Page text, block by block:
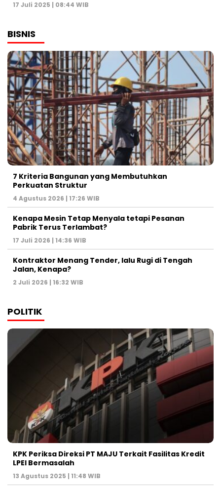
17 Juli 2025 | 08:44 WIB
BISNIS
7 Kriteria Bangunan yang Membutuhkan
Perkuatan Struktur
4 Agustus 2026 | 17:26 WIB
Kenapa Mesin Tetap Menyala tetapi Pesanan
Pabrik Terus Terlambat?
17 Juli 2026 | 14:36 WIB
Kontraktor Menang Tender, lalu Rugi di Tengah
Jalan, Kenapa?
2 Juli 2026 | 16:32 WIB
POLITIK
KPK Periksa Direksi PT MAJU Terkait Fasilitas Kredit
LPEI Bermasalah
13 Agustus 2025 | 11:48 WIB